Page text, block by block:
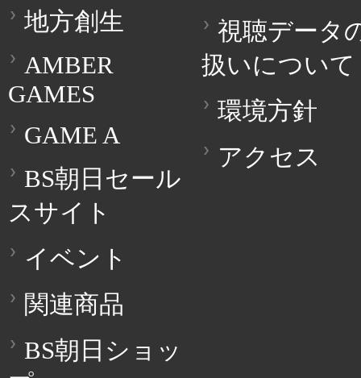
地方創生
AMBER
GAMES
GAME A
BS朝日セール
スサイト
イベント
関連商品
BS朝日ショッ
視聴データ
扱いについて
環境方針
アクセス